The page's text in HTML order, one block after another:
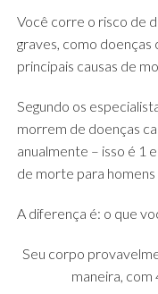
Você corre o risco de
graves, como doenças
principais causas de
Segundo os
morrem de doenças
anualmente – isso é 1
de morte para
A diferença é: o que
Seu corpo
maneira, com